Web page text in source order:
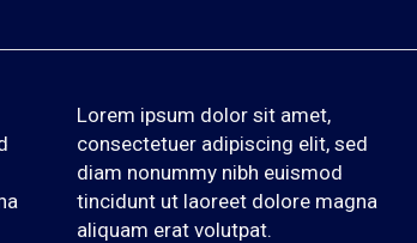
Lorem ipsum dolor sit amet,
consectetuer adipiscing elit, sed
diam nonummy nibh euismod
tincidunt ut laoreet dolore magna
aliquam erat volutpat.